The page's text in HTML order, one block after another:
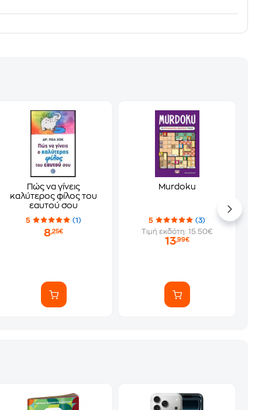
Πώς να γίνεις
καλύτερος φίλος του
εαυτού σου
5 (1)
8,25€
Murdoku
5
(3)
Τιμή εκδότη: 15.50€
13,99€